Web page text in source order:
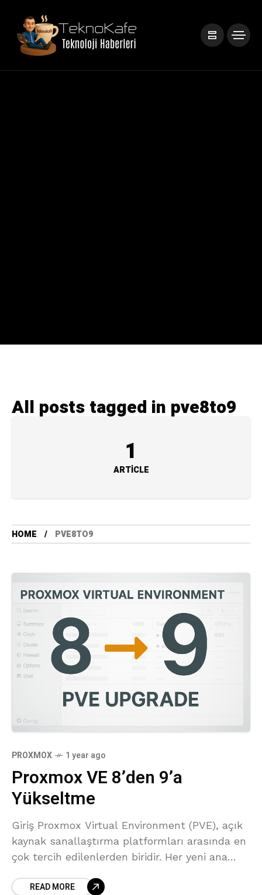
All posts tagged in pve8to9
1
ARTICLE
HOME PVE8TO9
PROXMOX 1 year ago
Proxmox VE 8’den 9’a
Yükseltme
Giriş Proxmox Virtual Environment (PVE), açık
kaynak sanallaştırma platformları arasında en
çok tercih edilenlerden biridir. Her yeni ana
özellikler ile gelir.Proxmox VE 9, Debian
READ MORE